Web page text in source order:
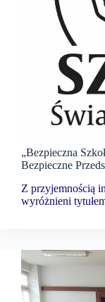
„Bezpieczna
Bezpieczne
Z przyjemnością
wyróżnieni